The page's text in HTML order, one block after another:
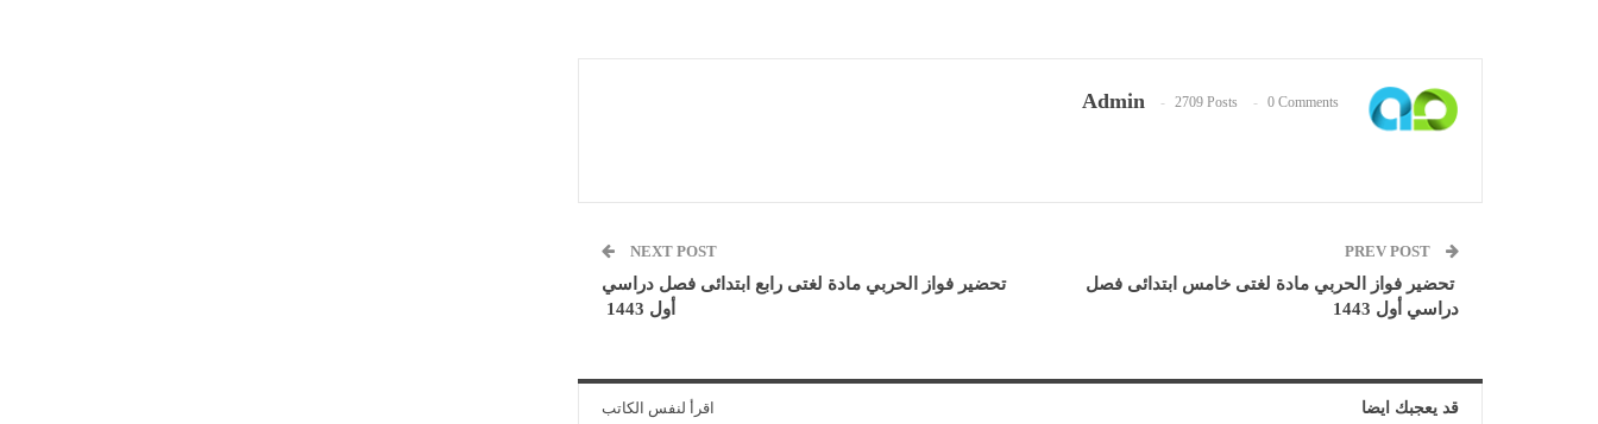
Admin 2709 Posts 0 Comments
تحضير فواز الحربي مادة لغتى خامس ابتدائى فصل
دراسي أول 1443
NEXT POST
تحضير فواز الحربي مادة لغتى رابع ابتدائى فصل دراسي
أول 1443
قد يعجبك ايضا اقرأ لنفس الكاتب